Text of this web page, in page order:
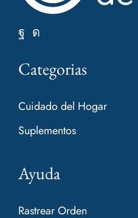
Categorias
Cuidado del Hogar
Suplementos
Ayuda
Rastrear Orden